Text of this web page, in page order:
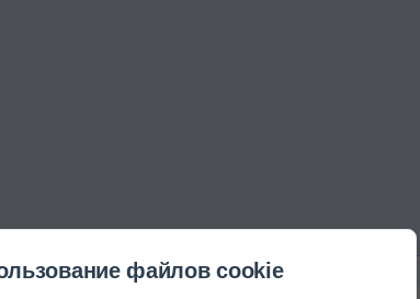
файлов cookie